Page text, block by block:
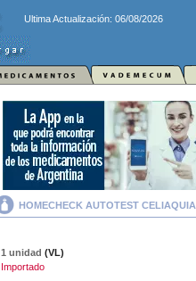
Ultima Actualización: 06/08/2026
HOMECHECK AUTOTEST CELIAQUIA
1 unidad (VL)
Importado